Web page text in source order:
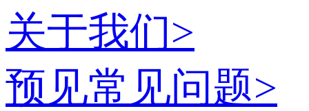
关于我们>
预见常见问题>